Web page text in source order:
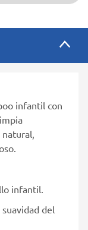
infantil con
infantil.
del